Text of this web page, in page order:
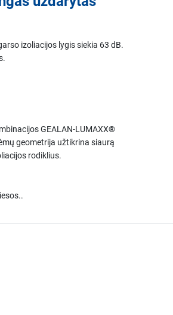
izoliacijos lygis siekia 63 dB.
GEALAN-LUMAXX®
geometrija užtikrina siaurą
rodiklius.